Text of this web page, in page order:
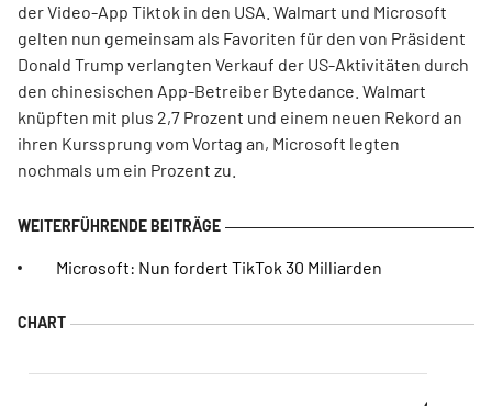
der Video-App Tiktok in den USA. Walmart und Microsoft
gelten nun gemeinsam als Favoriten für den von Präsident
Donald Trump verlangten Verkauf der US-Aktivitäten durch
den chinesischen App-Betreiber Bytedance. Walmart
knüpften mit plus 2,7 Prozent und einem neuen Rekord an
ihren Kurssprung vom Vortag an, Microsoft legten
nochmals um ein Prozent zu.
Microsoft: Nun fordert TikTok 30 Milliarden